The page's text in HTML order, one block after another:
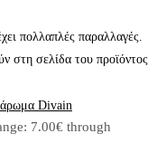
πολλαπλές παραλλαγές.
στη σελίδα του προϊόντος
άρωμα Divain
7.00€ through